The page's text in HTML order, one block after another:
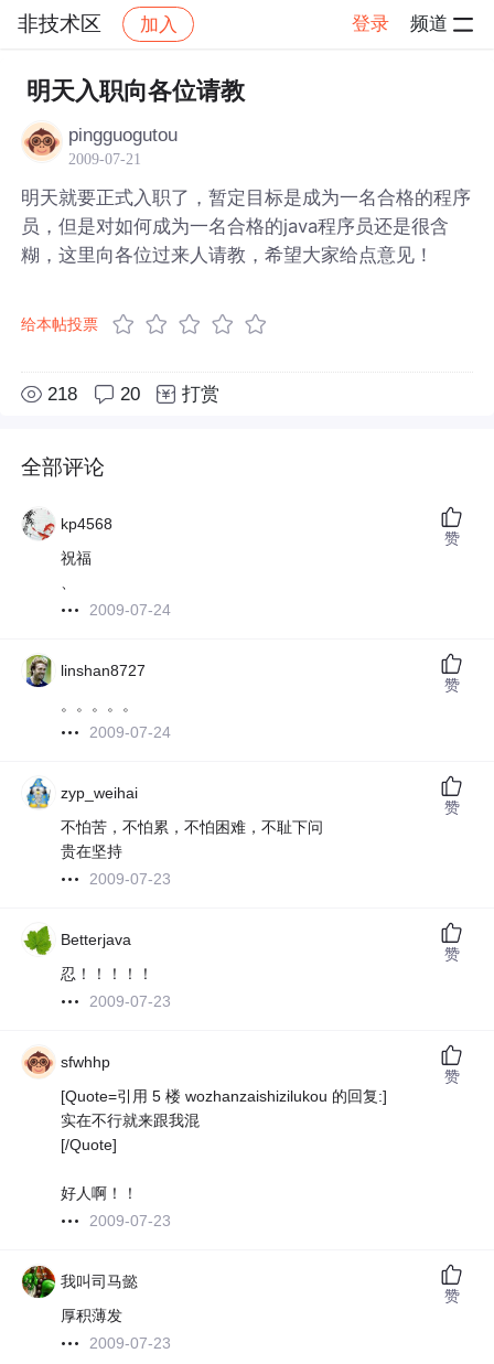
非技术区 加入 登录 频道
社区 非技术区 帖子详情
明天入职向各位请教
pingguogutou
2009-07-21
明天就要正式入职了，暂定目标是成为一名合格的程序
员，但是对如何成为一名合格的java程序员还是很含
糊，这里向各位过来人请教，希望大家给点意见！
给本帖投票
218 20 打赏
全部评论
kp4568
祝福
、
2009-07-24
赞
linshan8727
。。。。。
2009-07-24
赞
zyp_weihai
不怕苦，不怕累，不怕困难，不耻下问
贵在坚持
2009-07-23
赞
Betterjava
忍！！！！！
2009-07-23
赞
sfwhhp
[Quote=引用 5 楼 wozhanzaishizilukou 的回复:]
实在不行就来跟我混
[/Quote]
好人啊！！
2009-07-23
赞
我叫司马懿
厚积薄发
2009-07-23
赞